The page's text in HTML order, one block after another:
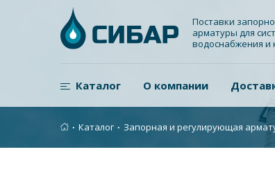
Поставки
арматуры для
водоснабжения и
Каталог О компании
∙ Каталог ∙ Запорная и регулирующая